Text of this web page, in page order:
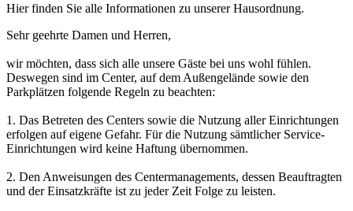
Hier finden Sie alle Informationen zu unserer Hausordnung.
Sehr geehrte Damen und Herren,
wir möchten, dass sich alle unsere Gäste bei uns wohl fühlen.
Deswegen sind im Center, auf dem Außengelände sowie den
Parkplätzen folgende Regeln zu beachten:
1. Das Betreten des Centers sowie die Nutzung aller Einrichtungen
erfolgen auf eigene Gefahr. Für die Nutzung sämtlicher Service-
Einrichtungen wird keine Haftung übernommen.
2. Den Anweisungen des Centermanagements, dessen Beauftragten
und der Einsatzkräfte ist zu jeder Zeit Folge zu leisten.